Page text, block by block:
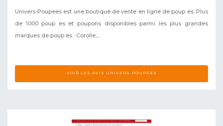
Univers-Poupees est une boutique de vente en ligne de poup es. Plus
de 1000 poup es et poupons disponibles parmi les plus grandes
marques de poup es : Corolle,...
VOIR LES AVIS UNIVERS-POUPEES